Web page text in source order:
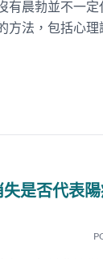
有晨勃並不一
方法，包括心
失是否代表